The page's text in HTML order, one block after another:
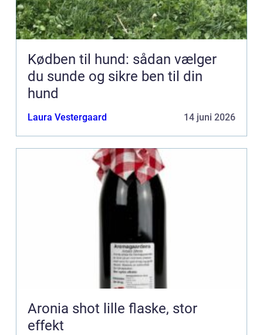
Kødben til hund: sådan vælger
du sunde og sikre ben til din
hund
Laura Vestergaard 14 juni 2026
Aronia shot lille flaske, stor
effekt